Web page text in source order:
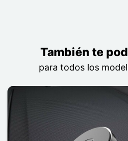
También te
para todos los